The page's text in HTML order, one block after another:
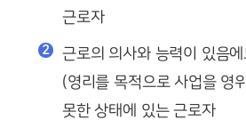
근로자
근로의 의사와 능력이 있음
(영리를 목적으로 사업을 영
못한 상태에 있는 근로자